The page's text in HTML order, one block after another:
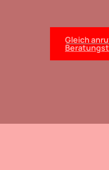
Gleich